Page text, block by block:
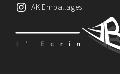
AK Emballages